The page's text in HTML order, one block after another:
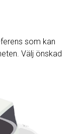
som kan
Välj önskad